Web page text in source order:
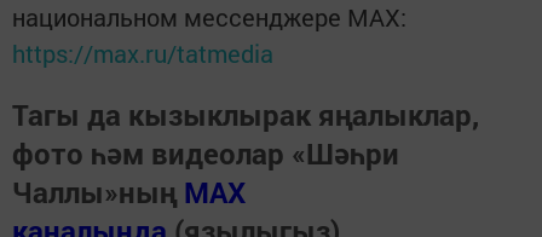
национальном мессенджере MАХ:
https://max.ru/tatmedia
Тагы да кызыклырак яңалыклар,
фото һәм видеолар «Шәһри
Чаллы»ның MAX